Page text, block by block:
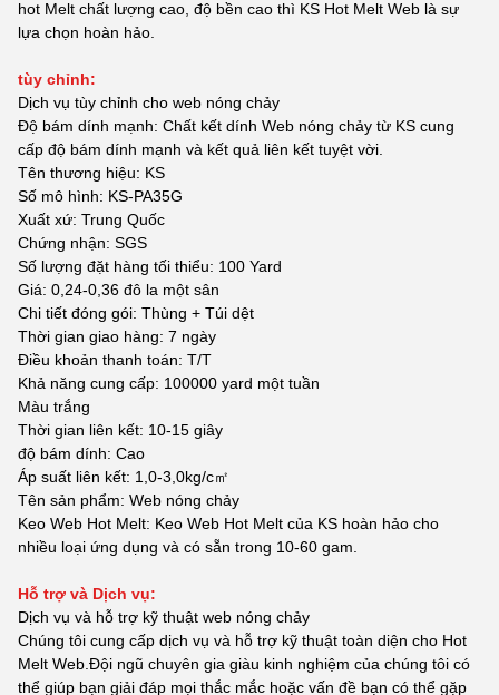
hot Melt chất lượng cao, độ bền cao thì KS Hot Melt Web là sự
lựa chọn hoàn hảo.
tùy chỉnh:
Dịch vụ tùy chỉnh cho web nóng chảy
Độ bám dính mạnh: Chất kết dính Web nóng chảy từ KS cung
cấp độ bám dính mạnh và kết quả liên kết tuyệt vời.
Tên thương hiệu: KS
Số mô hình: KS-PA35G
Xuất xứ: Trung Quốc
Chứng nhận: SGS
Số lượng đặt hàng tối thiểu: 100 Yard
Giá: 0,24-0,36 đô la một sân
Chi tiết đóng gói: Thùng + Túi dệt
Thời gian giao hàng: 7 ngày
Điều khoản thanh toán: T/T
Khả năng cung cấp: 100000 yard một tuần
Màu trắng
Thời gian liên kết: 10-15 giây
độ bám dính: Cao
Áp suất liên kết: 1,0-3,0kg/c㎡
Tên sản phẩm: Web nóng chảy
Keo Web Hot Melt: Keo Web Hot Melt của KS hoàn hảo cho
nhiều loại ứng dụng và có sẵn trong 10-60 gam.
Hỗ trợ và Dịch vụ:
Dịch vụ và hỗ trợ kỹ thuật web nóng chảy
Chúng tôi cung cấp dịch vụ và hỗ trợ kỹ thuật toàn diện cho Hot
Melt Web.Đội ngũ chuyên gia giàu kinh nghiệm của chúng tôi có
thể giúp bạn giải đáp mọi thắc mắc hoặc vấn đề bạn có thể gặp